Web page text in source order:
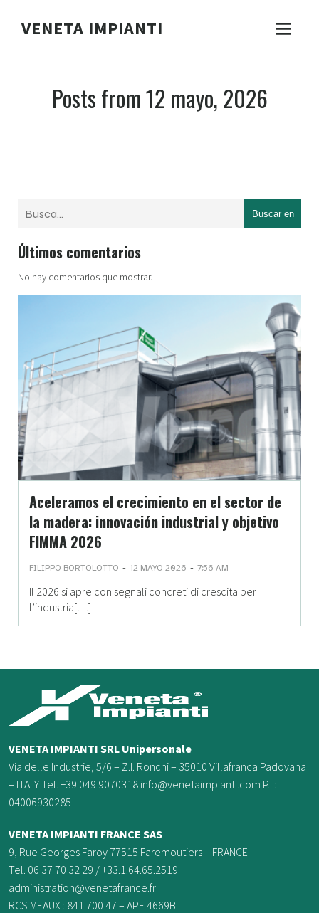
VENETA IMPIANTI
Posts from 12 mayo, 2026
Buscar en
Últimos comentarios
No hay comentarios que mostrar.
Aceleramos el crecimiento en el sector de
la madera: innovación industrial y objetivo
FIMMA 2026
FILIPPO BORTOLOTTO - 12 MAYO 2026 - 7:56 AM
Il 2026 si apre con segnali concreti di crescita per
l’industria[…]
VENETA IMPIANTI SRL Unipersonale
Via delle Industrie, 5/6 – Z.I. Ronchi – 35010 Villafranca Padovana
– ITALY Tel. +39 049 9070318 info@venetaimpianti.com P.I.:
04006930285
VENETA IMPIANTI FRANCE SAS
9, Rue Georges Faroy 77515 Faremoutiers – FRANCE
Tel. 06 37 70 32 29 / +33.1.64.65.2519
administration@venetafrance.fr
RCS MEAUX : 841 700 47 – APE 4669B